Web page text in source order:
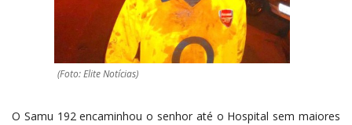
(Foto: Elite Notícias)
O Samu 192 encaminhou o senhor até o Hospital sem maiores